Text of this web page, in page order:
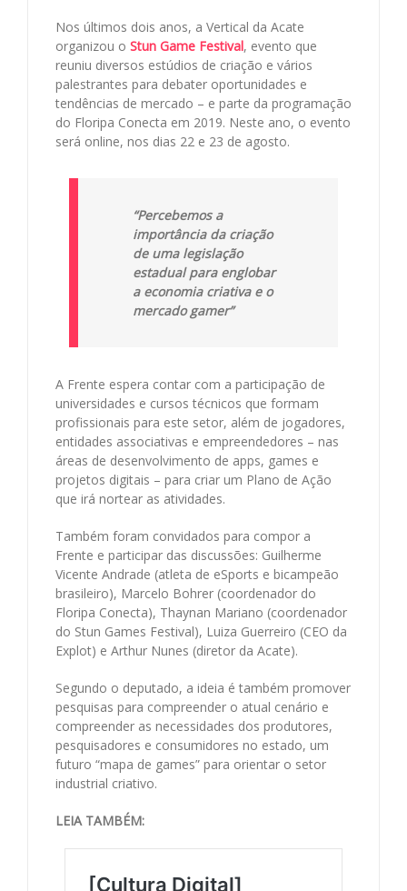
Nos últimos dois anos, a Vertical da Acate
organizou o Stun Game Festival, evento que
reuniu diversos estúdios de criação e vários
palestrantes para debater oportunidades e
tendências de mercado – e parte da programação
do Floripa Conecta em 2019. Neste ano, o evento
será online, nos dias 22 e 23 de agosto.
“Percebemos a
importância da criação
de uma legislação
estadual para englobar
a economia criativa e o
mercado gamer”
A Frente espera contar com a participação de
universidades e cursos técnicos que formam
profissionais para este setor, além de jogadores,
entidades associativas e empreendedores – nas
áreas de desenvolvimento de apps, games e
projetos digitais – para criar um Plano de Ação
que irá nortear as atividades.
Também foram convidados para compor a
Frente e participar das discussões: Guilherme
Vicente Andrade (atleta de eSports e bicampeão
brasileiro), Marcelo Bohrer (coordenador do
Floripa Conecta), Thaynan Mariano (coordenador
do Stun Games Festival), Luiza Guerreiro (CEO da
Explot) e Arthur Nunes (diretor da Acate).
Segundo o deputado, a ideia é também promover
pesquisas para compreender o atual cenário e
compreender as necessidades dos produtores,
pesquisadores e consumidores no estado, um
futuro “mapa de games” para orientar o setor
industrial criativo.
LEIA TAMBÉM: